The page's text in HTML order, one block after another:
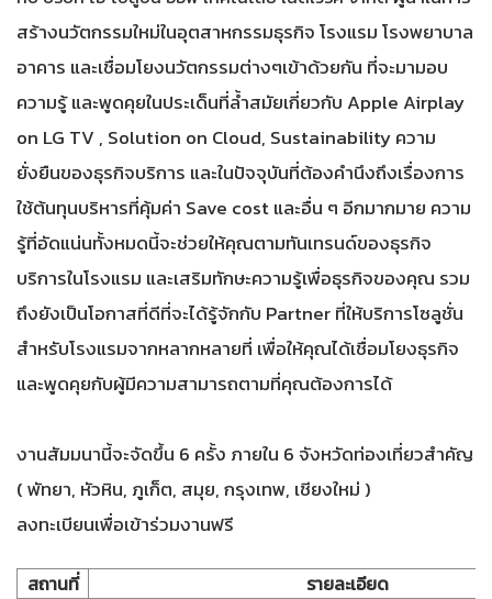
สร้างนวัตกรรมใหม่ในอุตสาหกรรมธุรกิจ โรงแรม โรงพยาบาล
อาคาร และเชื่อมโยงนวัตกรรมต่างๆเข้าด้วยกัน ที่จะมามอบ
ความรู้ และพูดคุยในประเด็นที่ล้ำสมัยเกี่ยวกับ Apple Airplay
on LG TV , Solution on Cloud, Sustainability ความ
ยั่งยืนของธุรกิจบริการ และในปัจจุบันที่ต้องคำนึงถึงเรื่องการ
ใช้ต้นทุนบริหารที่คุ้มค่า Save cost และอื่น ๆ อีกมากมาย ความ
รู้ที่อัดแน่นทั้งหมดนี้จะช่วยให้คุณตามทันเทรนด์ของธุรกิจ
บริการในโรงแรม และเสริมทักษะความรู้เพื่อธุรกิจของคุณ รวม
ถึงยังเป็นโอกาสที่ดีที่จะได้รู้จักกับ Partner ที่ให้บริการโซลูชั่น
สำหรับโรงแรมจากหลากหลายที่ เพื่อให้คุณได้เชื่อมโยงธุรกิจ
และพูดคุยกับผู้มีความสามารถตามที่คุณต้องการได้
งานสัมมนานี้จะจัดขึ้น 6 ครั้ง ภายใน 6 จังหวัดท่องเที่ยวสำคัญ
( พัทยา, หัวหิน, ภูเก็ต, สมุย, กรุงเทพ, เชียงใหม่ )
ลงทะเบียนเพื่อเข้าร่วมงานฟรี
สถานที่ รายละเอียด